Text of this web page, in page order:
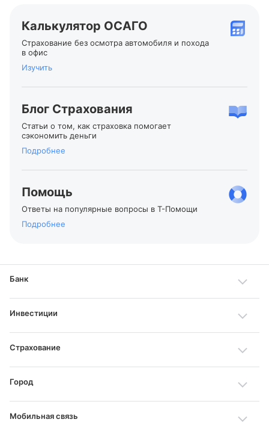
Калькулятор ОСАГО
Страхование без осмотра автомобиля и похода
в офис
Изучить
Блог Страхования
Статьи о том, как страховка помогает
сэкономить деньги
Подробнее
Помощь
Ответы на популярные вопросы в Т-Помощи
Подробнее
Банк
Инвестиции
Страхование
Город
Мобильная связь